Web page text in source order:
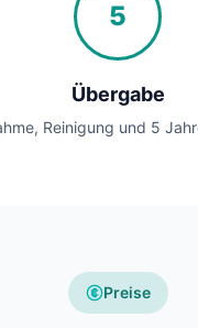
5
Übergabe
Reinigung und 5
Preise